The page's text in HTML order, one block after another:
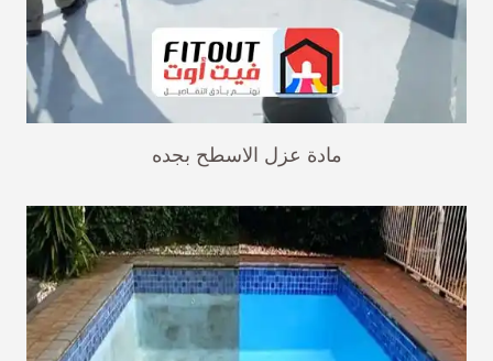
مادة عزل الاسطح بجده